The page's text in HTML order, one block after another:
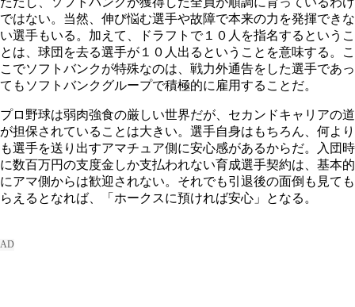
ではない。当然、伸び悩む選手や故障で本来の力を発揮できな
い選手もいる。加えて、ドラフトで１０人を指名するというこ
とは、球団を去る選手が１０人出るということを意味する。こ
こでソフトバンクが特殊なのは、戦力外通告をした選手であっ
てもソフトバンクグループで積極的に雇用することだ。
プロ野球は弱肉強食の厳しい世界だが、セカンドキャリアの道
が担保されていることは大きい。選手自身はもちろん、何より
も選手を送り出すアマチュア側に安心感があるからだ。入団時
に数百万円の支度金しか支払われない育成選手契約は、基本的
にアマ側からは歓迎されない。それでも引退後の面倒も見ても
らえるとなれば、「ホークスに預ければ安心」となる。